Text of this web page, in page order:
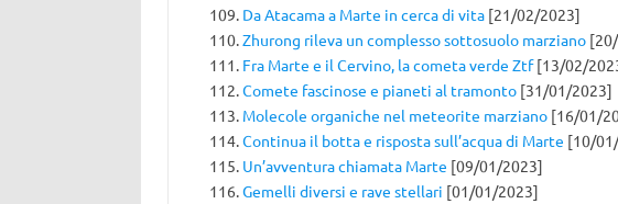
Da Atacama a Marte in cerca di vita[21/02/2023]
Zhurong rileva un complesso sottosuolo marziano[20/
Fra Marte e il Cervino, la cometa verde Ztf[13/02/
Comete fascinose e pianeti al tramonto[31/01/2023]
Molecole organiche nel meteorite marziano[16/01/
Continua il botta e risposta sull’acqua di Marte [10/
Un’avventura chiamata Marte [09/01/2023]
Gemelli diversi e rave stellari [01/01/2023]